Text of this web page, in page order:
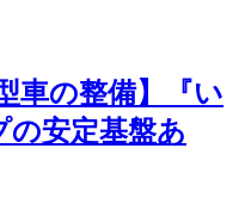
車の整備】『い
の安定基盤あ